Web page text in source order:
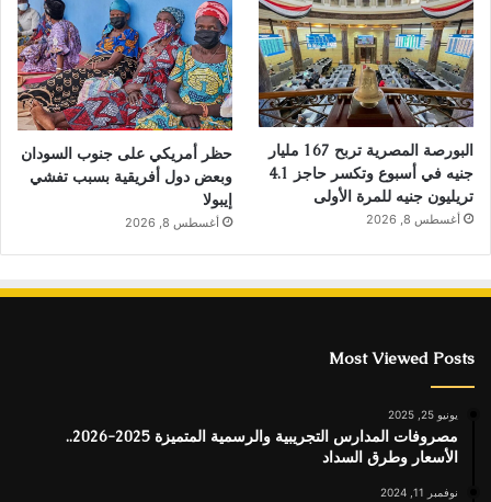
البورصة المصرية تربح 167 مليار
جنيه في أسبوع وتكسر حاجز 4.1
تريليون جنيه للمرة الأولى
أغسطس 8, 2026
حظر أمريكي على جنوب السودان
وبعض دول أفريقية بسبب تفشي
إيبولا
أغسطس 8, 2026
Most Viewed Posts
يونيو 25, 2025
مصروفات المدارس التجريبية والرسمية المتميزة 2025-2026..
الأسعار وطرق السداد
نوفمبر 11, 2024